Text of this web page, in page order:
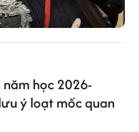
học 2026-
ý loạt mốc quan